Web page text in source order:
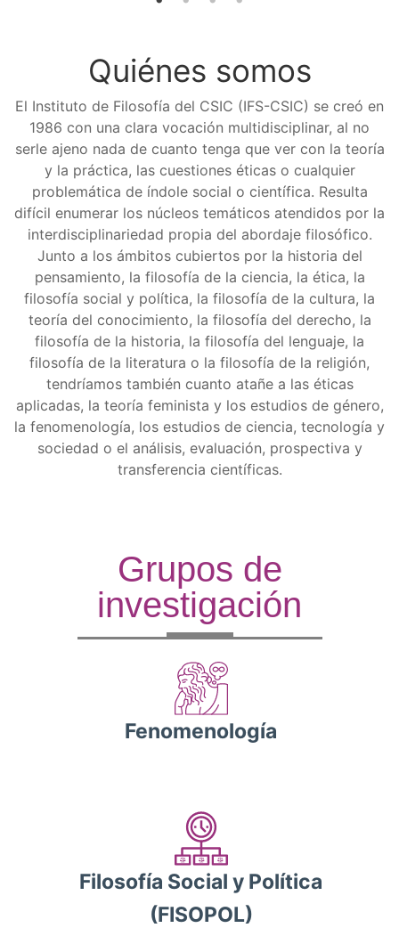
Quiénes somos
El Instituto de Filosofía del CSIC (IFS-CSIC) se creó en
1986 con una clara vocación multidisciplinar, al no
serle ajeno nada de cuanto tenga que ver con la teoría
y la práctica, las cuestiones éticas o cualquier
problemática de índole social o científica. Resulta
difícil enumerar los núcleos temáticos atendidos por la
interdisciplinariedad propia del abordaje filosófico.
Junto a los ámbitos cubiertos por la historia del
pensamiento, la filosofía de la ciencia, la ética, la
filosofía social y política, la filosofía de la cultura, la
teoría del conocimiento, la filosofía del derecho, la
filosofía de la historia, la filosofía del lenguaje, la
filosofía de la literatura o la filosofía de la religión,
tendríamos también cuanto atañe a las éticas
aplicadas, la teoría feminista y los estudios de género,
la fenomenología, los estudios de ciencia, tecnología y
sociedad o el análisis, evaluación, prospectiva y
transferencia científicas.
Grupos de
investigación
Fenomenología
Filosofía Social y Política
(FISOPOL)